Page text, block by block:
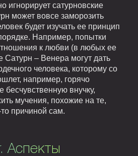
игнорирует сатурновские
может вовсе заморозить
будет изучать ее принцип
Например, попытки
к любви (в любых ее
Сатурн – Венера могут дать
человека, которому со
например, горячо
внучку,
мучения, похожие на те,
причиной сам.
Аспекты